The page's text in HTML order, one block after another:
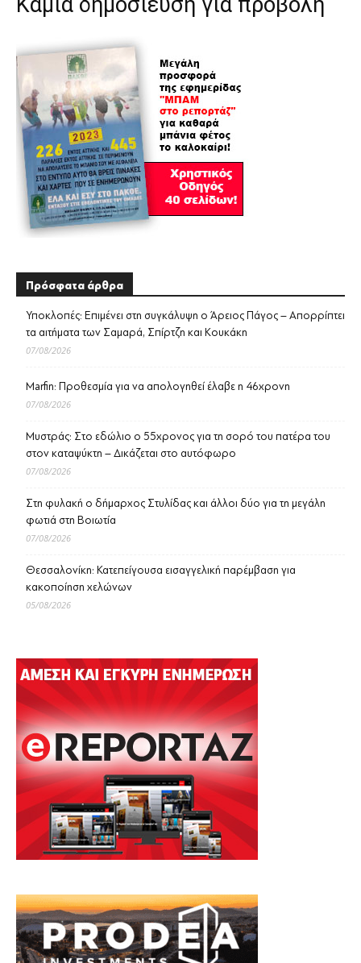
Καμία δημοσίευση για προβολή
Πρόσφατα άρθρα
Υποκλοπές: Επιμένει στη συγκάλυψη ο Άρειος Πάγος – Απορρίπτει
τα αιτήματα των Σαμαρά, Σπίρτζη και Κουκάκη
07/08/2026
Marfin: Προθεσμία για να απολογηθεί έλαβε η 46χρονη
07/08/2026
Μυστράς: Στο εδώλιο ο 55χρονος για τη σορό του πατέρα του
στον καταψύκτη – Δικάζεται στο αυτόφωρο
07/08/2026
Στη φυλακή ο δήμαρχος Στυλίδας και άλλοι δύο για τη μεγάλη
φωτιά στη Βοιωτία
07/08/2026
Θεσσαλονίκη: Κατεπείγουσα εισαγγελική παρέμβαση για
κακοποίηση χελώνων
05/08/2026